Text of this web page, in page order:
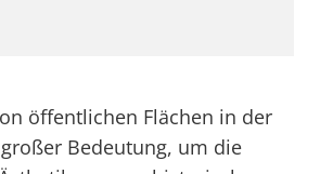
öffentlichen Flächen in der
Bedeutung, um die